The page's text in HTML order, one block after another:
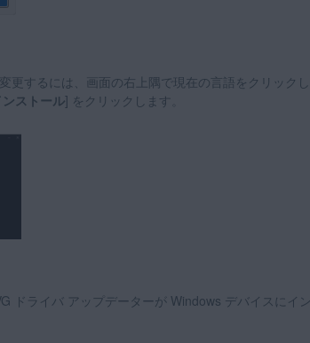
更するには、画面の右上隅で現在の言語をクリック
ンストール] をクリックします。
ドライバ アップデーターが Windows デバイスにイ